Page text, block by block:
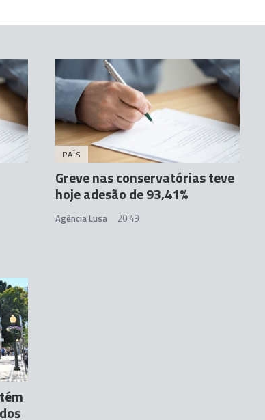
PAÍS
Greve nas conservatórias teve
hoje adesão de 93,41%
Agência Lusa 20:49